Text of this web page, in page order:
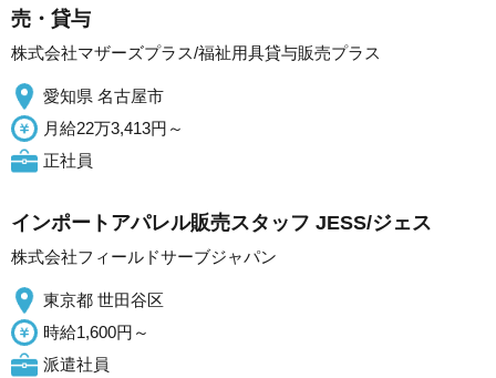
売・貸与
株式会社マザーズプラス/福祉用具貸与販売プラス
愛知県 名古屋市
月給22万3,413円～
正社員
インポートアパレル販売スタッフ JESS/ジェス
株式会社フィールドサーブジャパン
東京都 世田谷区
時給1,600円～
派遣社員